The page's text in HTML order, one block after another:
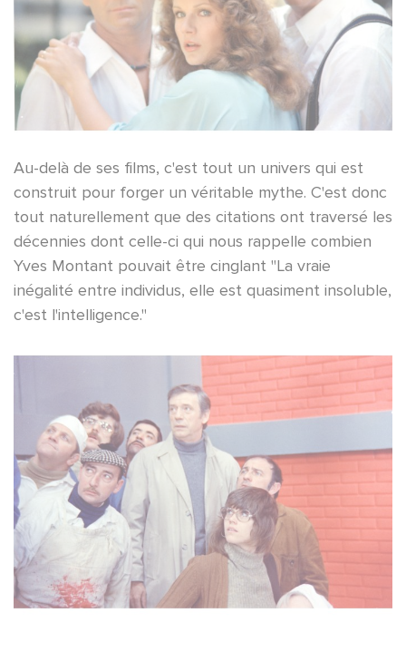
Au-delà de ses films, c'est tout un univers qui est
construit pour forger un véritable mythe. C'est donc
tout naturellement que des citations ont traversé les
décennies dont celle-ci qui nous rappelle combien
Yves Montant pouvait être cinglant "La vraie
inégalité entre individus, elle est quasiment insoluble,
c'est l'intelligence."